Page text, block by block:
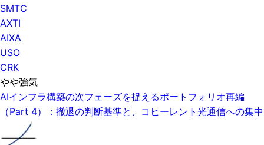
SMTC
AXTI
AIXA
USO
CRK
やや強気
AIインフラ構築の次フェーズを捉えるポートフォリオ再編
（Part 4）：撤退の判断基準と、コヒーレント光通信への集中